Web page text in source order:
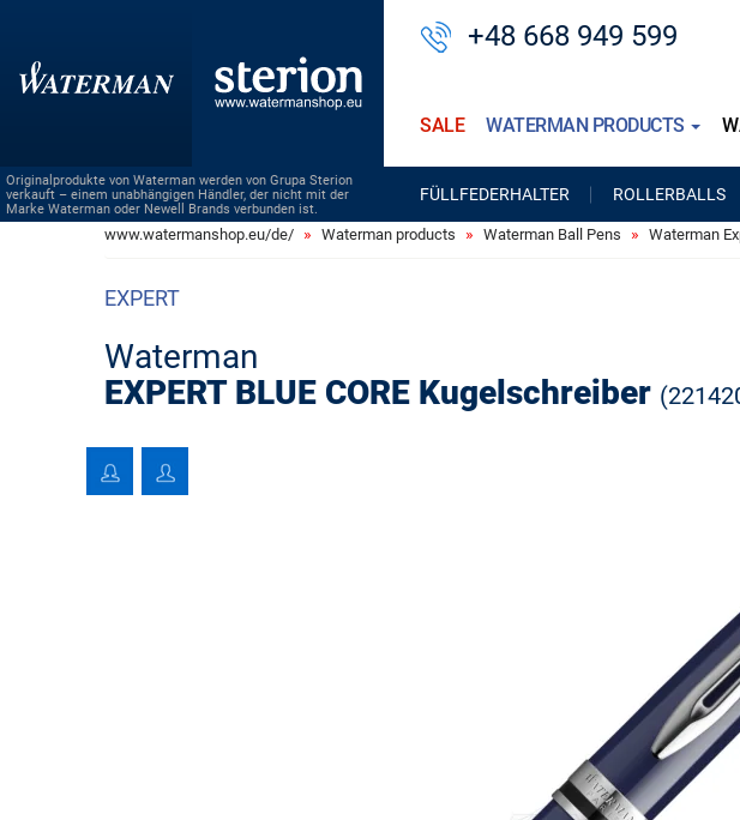
Originalprodukte von Waterman werden von Grupa Sterion
verkauft – einem unabhängigen Händler, der nicht mit der
Marke Waterman oder Newell Brands verbunden ist.
+48 668 949 599
SALE WATERMAN PRODUCTS
FÜLLFEDERHALTER ROLLERBALLS
www.watermanshop.eu/de/ Waterman products Waterman Ball Pens Waterman
EXPERT
Waterman
EXPERT BLUE CORE Kugelschreiber